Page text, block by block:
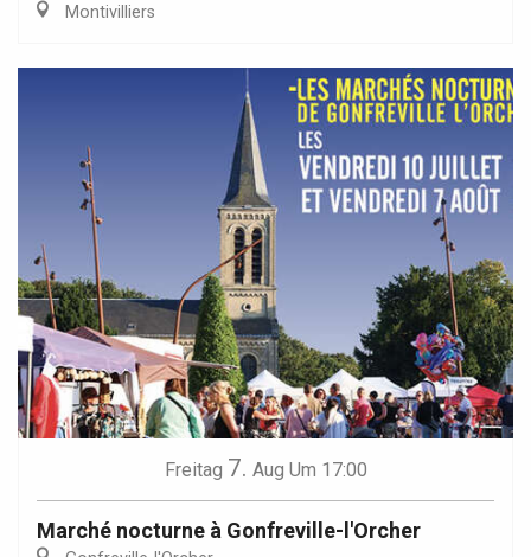
Montivilliers
Freitag 7. Aug Um 17:00
Marché nocturne à Gonfreville-l'Orcher